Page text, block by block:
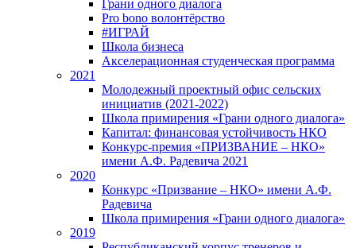
Грани одного диалога
Pro bono волонтёрство
#ИГРАЙ
Школа бизнеса
Акселерационная студенческая программа
2021
Молодежный проектный офис сельских
инициатив (2021-2022)
Школа примирения «Грани одного диалога»
Капитал: финансовая устойчивость НКО
Конкурс-премия «ПРИЗВАНИЕ – НКО»
имени А.Ф. Радевича 2021
2020
Конкурс «Призвание – НКО» имени А.Ф.
Радевича
Школа примирения «Грани одного диалога»
2019